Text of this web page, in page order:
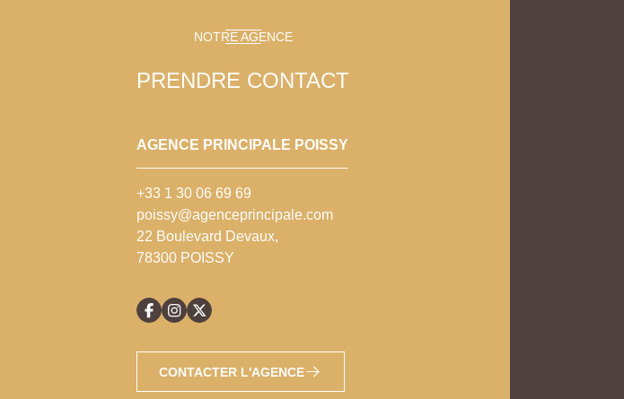
NOTRE AGENCE
PRENDRE CONTACT
AGENCE PRINCIPALE POISSY
+33 1 30 06 69 69
poissy@agenceprincipale.com
22 Boulevard Devaux,
78300 POISSY
CONTACTER L'AGENCE